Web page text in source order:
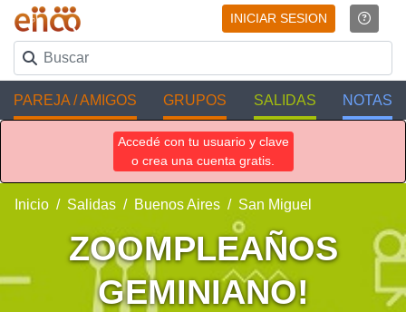
INICIAR SESION
PAREJA / AMIGOS GRUPOS SALIDAS NOTAS
Accedé con tu usuario y clave
o crea una cuenta gratis.
Inicio Salidas Buenos Aires San Miguel
ZOOMPLEAÑOS
GEMINIANO!